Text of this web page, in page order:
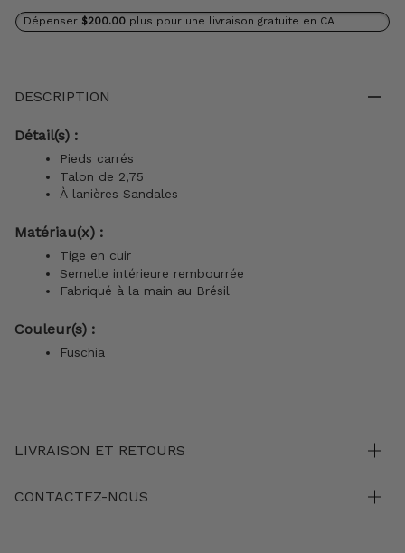
Dépenser $200.00 plus pour une livraison gratuite en CA
DESCRIPTION
Détail(s) :
Pieds carrés
Talon de 2,75
À lanières Sandales
Matériau(x) :
Tige en cuir
Semelle intérieure rembourrée
Fabriqué à la main au Brésil
Couleur(s) :
Fuschia
LIVRAISON ET RETOURS
CONTACTEZ-NOUS